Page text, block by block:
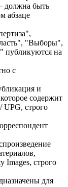
должна быть
абзаце
"Выборы",
публикуются на
с
и
содержит
строго
Images, строго
для